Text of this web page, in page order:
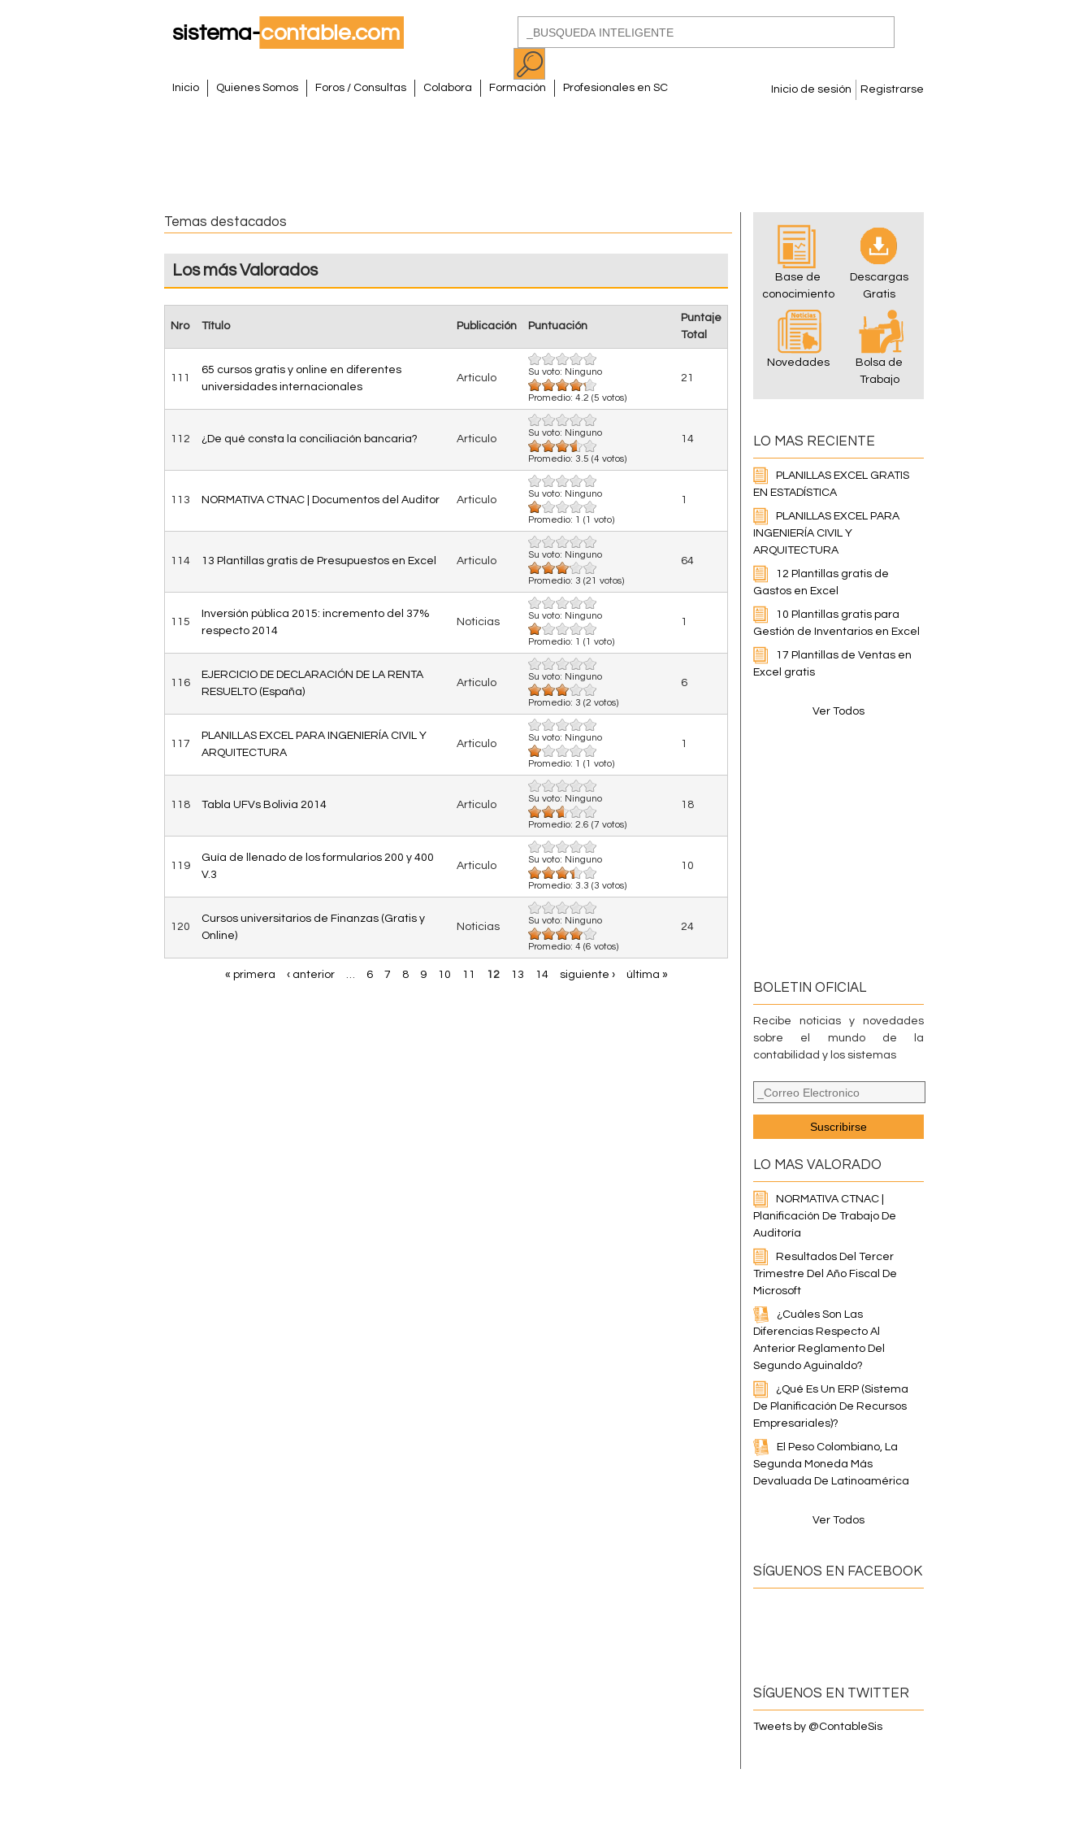
contenido
principal
S
e
m
a
C
o
n
b
l
e
Formulario
de
búsqueda
M
n
c
p
Inicio Quienes Somos Foros / Consultas Colabora Formación Profesionales en SC Inicio de sesión Registrarse
Temas destacados
Los más Valorados
Nro Título Publicación Puntuación
Puntaje
Total
111
65 cursos gratis y online en diferentes
universidades internacionales
Articulo
Su voto: Ninguno
Promedio: 4.2 (5 votos)
21
112 ¿De qué consta la conciliación bancaria? Articulo
Su voto: Ninguno
Promedio: 3.5 (4 votos)
14
113 NORMATIVA CTNAC | Documentos del Auditor Articulo
Su voto: Ninguno
Promedio: 1 (1 voto)
1
114 13 Plantillas gratis de Presupuestos en Excel Articulo
Su voto: Ninguno
Promedio: 3 (21 votos)
64
115
Inversión pública 2015: incremento del 37%
respecto 2014
Noticias
Su voto: Ninguno
Promedio: 1 (1 voto)
1
116
EJERCICIO DE DECLARACIÓN DE LA RENTA
RESUELTO (España)
Articulo
Su voto: Ninguno
Promedio: 3 (2 votos)
6
117
PLANILLAS EXCEL PARA INGENIERÍA CIVIL Y
ARQUITECTURA
Articulo
Su voto: Ninguno
Promedio: 1 (1 voto)
1
118 Tabla UFVs Bolivia 2014 Articulo
Su voto: Ninguno
Promedio: 2.6 (7 votos)
18
119
Guía de llenado de los formularios 200 y 400
V.3
Articulo
Su voto: Ninguno
Promedio: 3.3 (3 votos)
10
120
Cursos universitarios de Finanzas (Gratis y
Online)
Noticias
Su voto: Ninguno
Promedio: 4 (6 votos)
24
« primera ‹ anterior … 6 7 8 9 10 11 12 13 14 siguiente › última »
Base de
conocimiento
Descargas
Gratis
Novedades
Bolsa de
Trabajo
LO MAS RECIENTE
PLANILLAS EXCEL GRATIS
EN ESTADÍSTICA
PLANILLAS EXCEL PARA
INGENIERÍA CIVIL Y
ARQUITECTURA
12 Plantillas gratis de
Gastos en Excel
10 Plantillas gratis para
Gestión de Inventarios en Excel
17 Plantillas de Ventas en
Excel gratis
Ver Todos
BOLETIN OFICIAL
Recibe noticias y novedades
sobre el mundo de la
contabilidad y los sistemas
LO MAS VALORADO
NORMATIVA CTNAC |
Planificación De Trabajo De
Auditoría
Resultados Del Tercer
Trimestre Del Año Fiscal De
Microsoft
¿Cuáles Son Las
Diferencias Respecto Al
Anterior Reglamento Del
Segundo Aguinaldo?
¿Qué Es Un ERP (Sistema
De Planificación De Recursos
Empresariales)?
El Peso Colombiano, La
Segunda Moneda Más
Devaluada De Latinoamérica
Ver Todos
SÍGUENOS EN FACEBOOK
SÍGUENOS EN TWITTER
Tweets by @ContableSis